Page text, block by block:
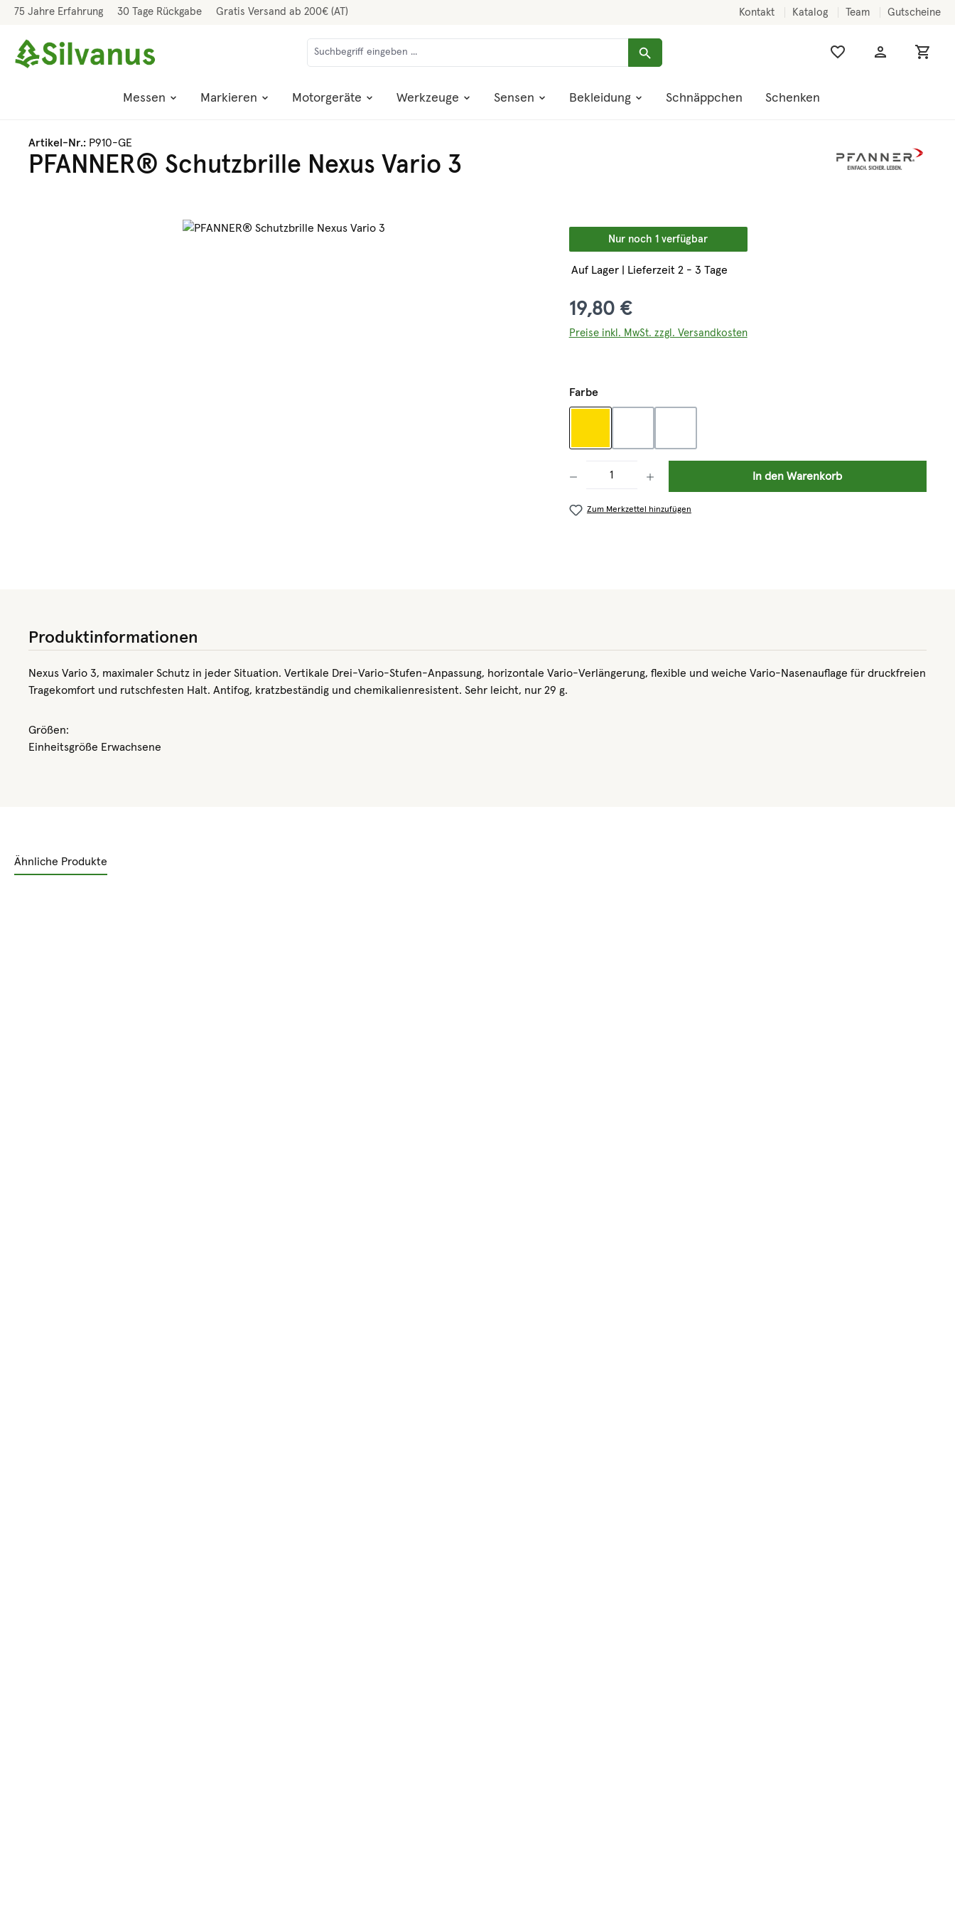
Hauptinhalt springen
Zur Suche springen
Zur Hauptnavigation springen
75 Jahre Erfahrung 30 Tage Rückgabe Gratis Versand ab 200€ (AT) Kontakt Katalog Team Gutscheine
Messen Markieren Motorgeräte Werkzeuge Sensen Bekleidung Schnäppchen Schenken
Artikel-Nr.: P910-GE
PFANNER® Schutzbrille Nexus Vario 3
Nur noch 1 verfügbar
Auf Lager | Lieferzeit 2 - 3 Tage
19,80 €
Preise inkl. MwSt. zzgl. Versandkosten
Farbeauswählen
In den Warenkorb
Zum Merkzettel hinzufügen
Produktinformationen
Nexus Vario 3, maximaler Schutz in jeder Situation. Vertikale Drei-Vario-Stufen-Anpassung, horizontale Vario-Verlängerung, flexible und weiche Vario-Nasenauflage für druckfreien
Tragekomfort und rutschfesten Halt. Antifog, kratzbeständig und chemikalienresistent. Sehr leicht, nur 29 g.
Größen:
Einheitsgröße Erwachsene
Ähnliche Produkte